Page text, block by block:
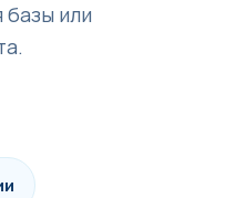
базы или